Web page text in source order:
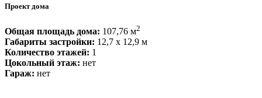
Проект дома
Общая площадь дома: 107,76 м2
Габариты застройки: 12,7 x 12,9 м
Количество этажей: 1
Цокольный этаж: нет
Гараж: нет